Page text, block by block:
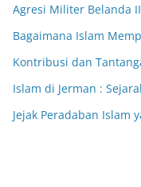
Agresi Militer Belanda
Bagaimana Islam
Kontribusi dan
Islam di Jerman :
Jejak Peradaban Islam